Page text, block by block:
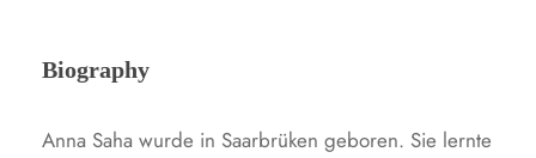
Biography
Anna Saha wurde in Saarbrüken geboren. Sie lernte